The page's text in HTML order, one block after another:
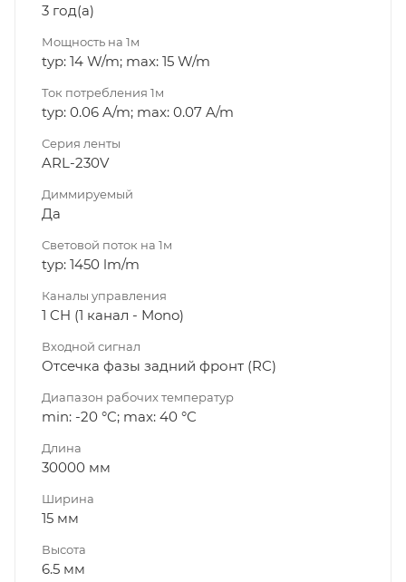
3 год(а)
Мощность на 1м
typ: 14 W/m; max: 15 W/m
Ток потребления 1м
typ: 0.06 A/m; max: 0.07 A/m
Серия ленты
ARL-230V
Диммируeмый
Да
Световой поток на 1м
typ: 1450 lm/m
Каналы управления
1 CH (1 канал - Mono)
Входной сигнал
Отсечка фазы задний фронт (RC)
Диапазон рабочих температур
min: -20 °C; max: 40 °C
Длина
30000 мм
Ширина
15 мм
Высота
6.5 мм